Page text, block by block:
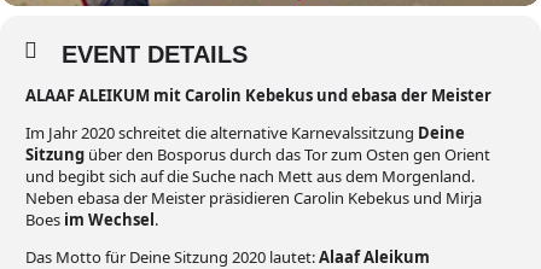
EVENT DETAILS
ALAAF ALEIKUM mit Carolin Kebekus und ebasa der Meister
Im Jahr 2020 schreitet die alternative Karnevalssitzung Deine
Sitzung über den Bosporus durch das Tor zum Osten gen Orient
und begibt sich auf die Suche nach Mett aus dem Morgenland.
Neben ebasa der Meister präsidieren Carolin Kebekus und Mirja
Boes im Wechsel.
Das Motto für Deine Sitzung 2020 lautet:Alaaf Aleikum